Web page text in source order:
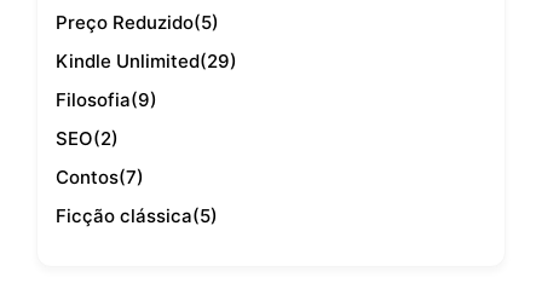
Preço Reduzido(5)
Kindle Unlimited(29)
Filosofia(9)
SEO(2)
Contos(7)
Ficção clássica(5)